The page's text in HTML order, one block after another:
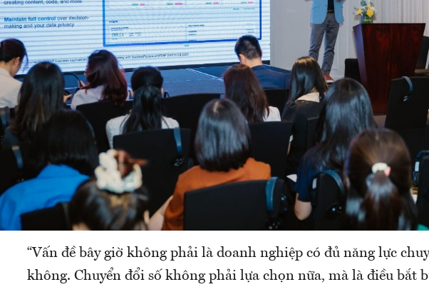
“Vấn đề bây giờ không phải là doanh nghiệp có đủ năng lực
không. Chuyển đổi số không phải lựa chọn nữa, mà là điều bắt